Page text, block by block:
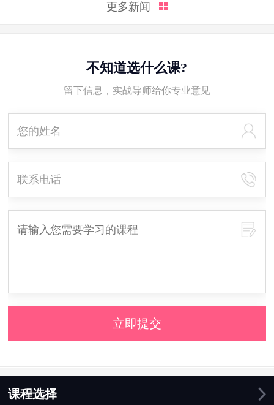
更多新闻
不知道选什么课?
留下信息，实战导师给你专业意见
立即提交
课程选择